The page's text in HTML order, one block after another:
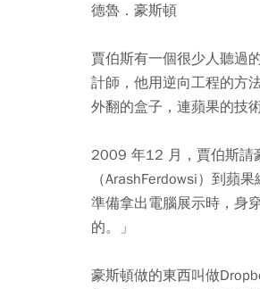
德魯．豪斯頓
賈伯斯有一個很少人聽過
計師，他用逆向工程的方
外翻的盒子，連蘋果的技
2009 年12 月，賈伯斯請
（ArashFerdowsi）到蘋
準備拿出電腦展示時，身
的。」
豪斯頓做的東西叫做